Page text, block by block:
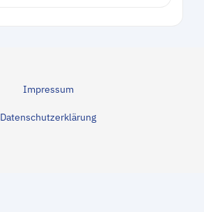
Impressum
Datenschutzerklärung